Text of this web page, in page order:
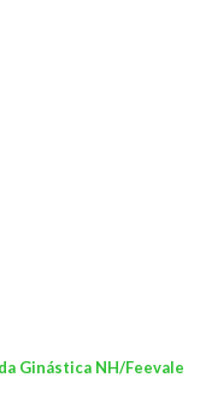
Ginástica NH/Feevale